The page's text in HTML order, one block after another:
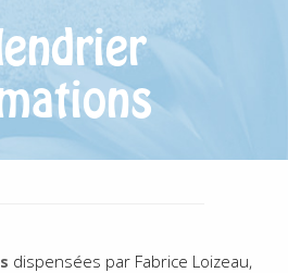
dispensées par Fabrice Loizeau,